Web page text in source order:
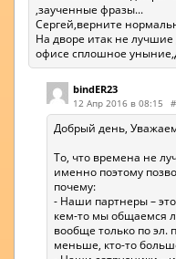
,заученные фразы...
Сергей,верните
На дворе итак не
офисе сплошное
bindER23
12 Апр 2016 в 08:15 #
Добрый день,
То, что времена не
именно поэтому
почему:
- Наши партнеры –
кем-то мы общаемся
вообще только по эл.
меньше, кто-то